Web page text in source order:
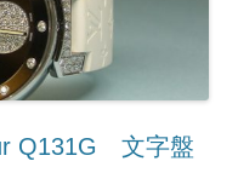
Q131G 文字盤